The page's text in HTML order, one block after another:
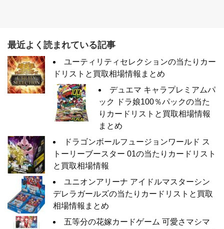
最近よく読まれている記事
ユーティリティセレクションの当たりカー
ドリストと買取相場情報まとめ
デュエマ キャラプレミアムパ
ック ドラ娘100％パックの当た
りカードリストと買取相場情報
まとめ
ドラゴンボールフュージョンワールド ス
トーリーブースター 01の当たりカードリスト
と買取相場情報
ユニオンアリーナ アイドルマスターシン
デレラガールズの当たりカードリストと買取
相場情報まとめ
五等分の花嫁カードゲーム 可愛さマシマ